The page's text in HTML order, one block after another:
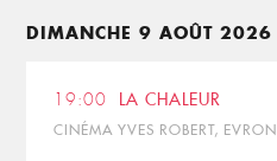
DIMANCHE 9 AOÛT 2026
19:00 LA CHALEUR
CINÉMA YVES ROBERT, EVRON